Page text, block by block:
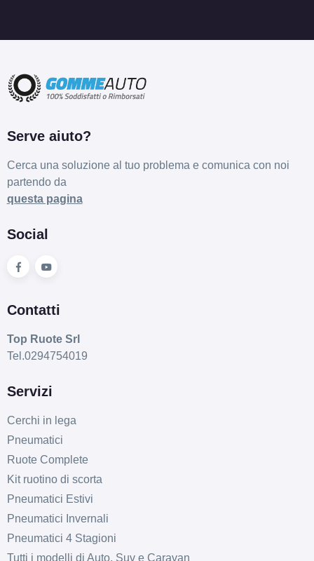
Serve aiuto?
Cerca una soluzione al tuo problema e comunica con noi
partendo da
questa pagina
Social
Contatti
Top Ruote Srl
Tel.0294754019
Servizi
Cerchi in lega
Pneumatici
Ruote Complete
Kit ruotino di scorta
Pneumatici Estivi
Pneumatici Invernali
Pneumatici 4 Stagioni
Tutti i modelli di Auto, Suv e Caravan